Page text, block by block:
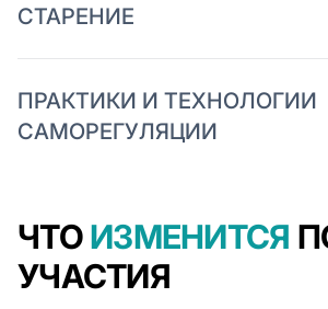
СТАРЕНИЕ
ПРАКТИКИ И ТЕХНОЛОГИИ
САМОРЕГУЛЯЦИИ
ЧТОИЗМЕНИТСЯ
УЧАСТИЯ